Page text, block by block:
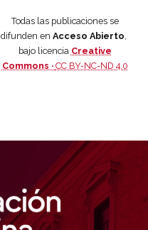
Todas las publicaciones se
difunden en Acceso Abierto,
bajo licencia Creative
Commons · CC BY-NC-ND 4.0